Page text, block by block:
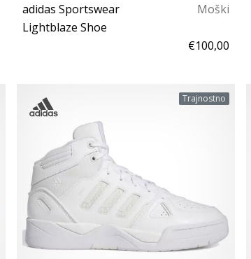
adidas Sportswear
Moški
Lightblaze Shoe
€100,00
Trajnostno